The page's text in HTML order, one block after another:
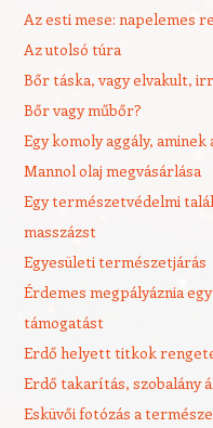
Az esti mese: napelemes
Az utolsó túra
Bőr táska, vagy elvakult,
Bőr vagy műbőr?
Egy komoly aggály,
Mannol olaj megvásárlása
Egy természetvédelmi
masszázst
Egyesületi természetjárás
Érdemes megpályáznia
támogatást
Erdő helyett titkok
Erdő takarítás, szobalány
Esküvői fotózás a